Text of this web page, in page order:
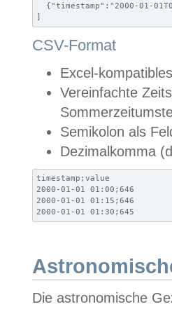
{"timestamp":"2000-01-
]
CSV-Format
Excel-
Vereinfachte
Semikolon als
Dezimalkomma
timestamp;value
2000-01-01 01:00;646
2000-01-01 01:15;646
2000-01-01 01:30;645
Die astronomische